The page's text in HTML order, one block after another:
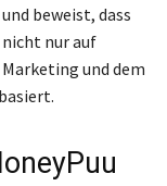
beweist, dass
nur auf
und dem